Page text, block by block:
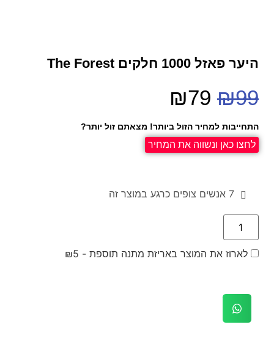
היער פאזל 1000 חלקים The Forest
₪99
₪79
התחייבות למחיר הזול ביותר! מצאתם זול יותר?
לחצו כאן ונשווה את המחיר
7 אנשים צופים כרגע במוצר זה
לארוז את המוצר באריזת מתנה תוספת - ₪5